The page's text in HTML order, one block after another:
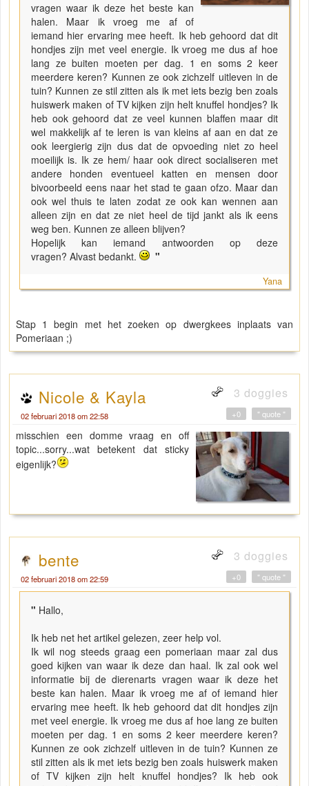
vragen waar ik deze het beste kan
halen. Maar ik vroeg me af of
iemand hier ervaring mee heeft. Ik heb gehoord dat dit
hondjes zijn met veel energie. Ik vroeg me dus af hoe
lang ze buiten moeten per dag. 1 en soms 2 keer
meerdere keren? Kunnen ze ook zichzelf uitleven in de
tuin? Kunnen ze stil zitten als ik met iets bezig ben zoals
huiswerk maken of TV kijken zijn helt knuffel hondjes? Ik
heb ook gehoord dat ze veel kunnen blaffen maar dit
wel makkelijk af te leren is van kleins af aan en dat ze
ook leergierig zijn dus dat de opvoeding niet zo heel
moeilijk is. Ik ze hem/ haar ook direct socialiseren met
andere honden eventueel katten en mensen door
bivoorbeeld eens naar het stad te gaan ofzo. Maar dan
ook wel thuis te laten zodat ze ook kan wennen aan
alleen zijn en dat ze niet heel de tijd jankt als ik eens
weg ben. Kunnen ze alleen blijven?
Hopelijk kan iemand antwoorden op deze
vragen? Alvast bedankt.
"
Yana
Stap 1 begin met het zoeken op dwergkees inplaats van
Pomeriaan ;)
Nicole & Kayla 3 doggies
02 februari 2018 om 22:58 " quote "
+0
misschien een domme vraag en off
topic...sorry...wat betekent dat sticky
eigenlijk?
bente 3 doggies
02 februari 2018 om 22:59 " quote "
+0
" Hallo,
Ik heb net het artikel gelezen, zeer help vol.
Ik wil nog steeds graag een pomeriaan maar zal dus
goed kijken van waar ik deze dan haal. Ik zal ook wel
informatie bij de dierenarts vragen waar ik deze het
beste kan halen. Maar ik vroeg me af of iemand hier
ervaring mee heeft. Ik heb gehoord dat dit hondjes zijn
met veel energie. Ik vroeg me dus af hoe lang ze buiten
moeten per dag. 1 en soms 2 keer meerdere keren?
Kunnen ze ook zichzelf uitleven in de tuin? Kunnen ze
stil zitten als ik met iets bezig ben zoals huiswerk maken
of TV kijken zijn helt knuffel hondjes? Ik heb ook